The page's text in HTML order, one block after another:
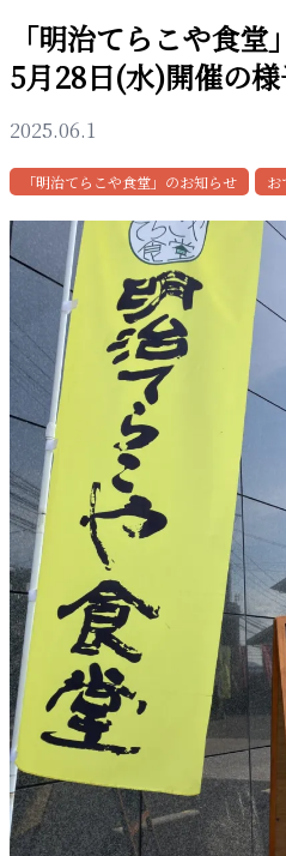
097-
「明治てらこや食
5月28日(水)開催の
2025.06.1
「明治てらこや食堂」のお知らせ お